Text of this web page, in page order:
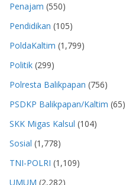
Penajam (550)
Pendidikan (105)
PoldaKaltim (1,799)
Politik (299)
Polresta Balikpapan (756)
PSDKP Balikpapan/Kaltim (65)
SKK Migas Kalsul (104)
Sosial (1,778)
TNI-POLRI (1,109)
UMUM (2,282)